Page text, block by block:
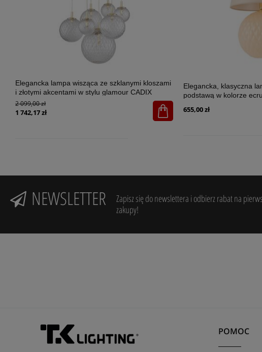
Elegancka lampa wisząca ze szklanymi kloszami
i złotymi akcentami w stylu glamour CADIX
GOLD 7xG9 - 4608
2 099,00 zł
1 742,17 zł
Elegancka, klasyczna
podstawą w kolorze
655,00 zł
NEWSLETTER
Zapisz się do newslettera i odbierz rabat na
zakupy!
POMOC